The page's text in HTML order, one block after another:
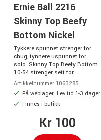
Ernie Ball 2216
Skinny Top Beefy
Bottom Nickel
Tykkere spunnet strenger for
chug, tynnere uspunnet for
solo. Skinny Top Beefy Bottom
10-54 strenger sett for...
Artikkelnummer 1063285
På weblager. Lev.tid 1-3 dager
Finnes i butikk
Kr 100